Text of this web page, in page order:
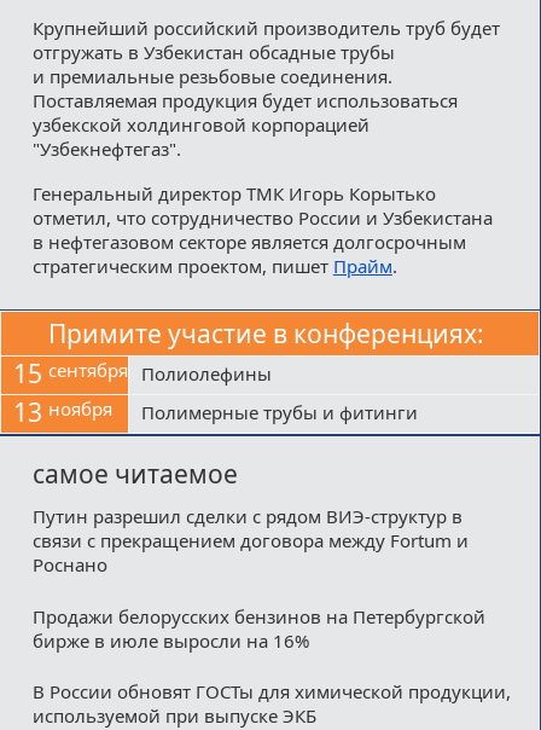
Крупнейший российский производитель труб будет
отгружать в Узбекистан обсадные трубы
и премиальные резьбовые соединения.
Поставляемая продукция будет использоваться
узбекской холдинговой корпорацией
"Узбекнефтегаз".
Генеральный директор ТМК Игорь Корытько
отметил, что сотрудничество России и Узбекистана
в нефтегазовом секторе является долгосрочным
стратегическим проектом, пишет Прайм.
Примите участие в конференциях:
15 сентября Полиолефины
13 ноября Полимерные трубы и фитинги
самое читаемое
Путин разрешил сделки с рядом ВИЭ-структур в
связи с прекращением договора между Fortum и
Роснано
Продажи белорусских бензинов на Петербургской
бирже в июле выросли на 16%
В России обновят ГОСТы для химической продукции,
используемой при выпуске ЭКБ